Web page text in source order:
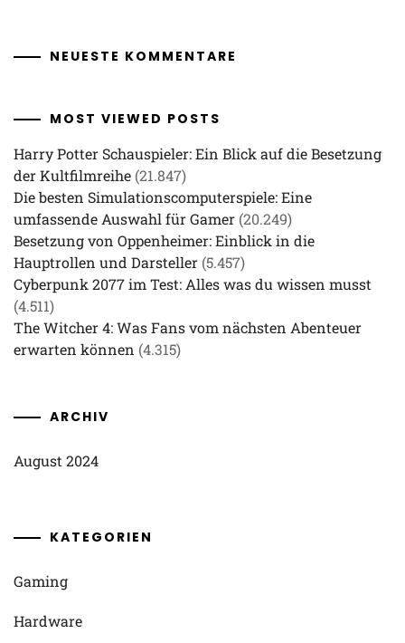
NEUESTE KOMMENTARE
MOST VIEWED POSTS
Harry Potter Schauspieler: Ein Blick auf die Besetzung
der Kultfilmreihe (21.847)
Die besten Simulationscomputerspiele: Eine
umfassende Auswahl für Gamer (20.249)
Besetzung von Oppenheimer: Einblick in die
Hauptrollen und Darsteller (5.457)
Cyberpunk 2077 im Test: Alles was du wissen musst
(4.511)
The Witcher 4: Was Fans vom nächsten Abenteuer
erwarten können (4.315)
ARCHIV
August 2024
KATEGORIEN
Gaming
Hardware